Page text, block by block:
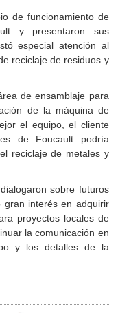
de funcionamiento de
y presentaron sus
especial atención al
reciclaje de residuos y
de ensamblaje para
de la máquina de
el equipo, el cliente
de Foucault podría
reciclaje de metales y
sobre futuros
gran interés en adquirir
proyectos locales de
la comunicación en
y los detalles de la